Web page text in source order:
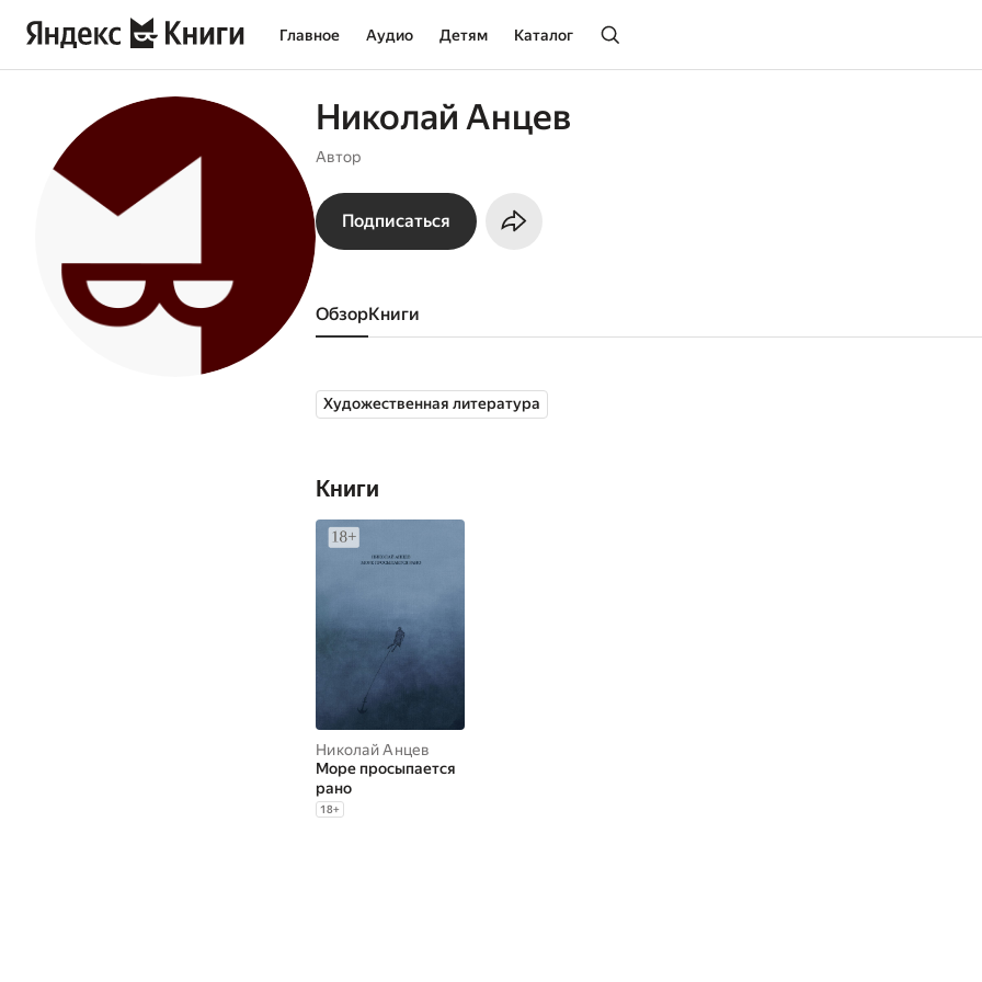
Главное Аудио Детям Каталог
Николай Анцев
Автор
Подписаться
Обзор книги
Художественная литература
Книги
Николай Анцев
Море просыпается
рано
18+